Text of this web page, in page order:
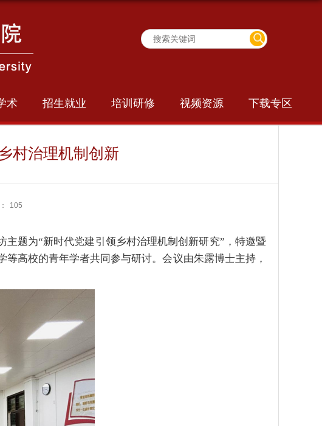
术 招生就业 培训研修 视频资源 下载专区
村治理机制创新
105
主题为“新时代党建引领乡村治理机制创新研究”，特邀暨
高校的青年学者共同参与研讨。会议由朱露博士主持，